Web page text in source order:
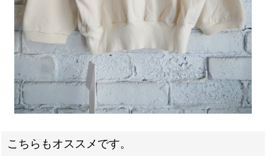
こちらもオススメです。